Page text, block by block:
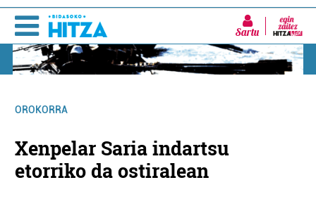
Sartu
OROKORRA
Xenpelar Saria indartsu
etorriko da ostiralean